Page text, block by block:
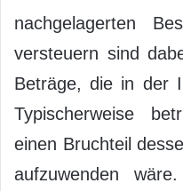
nachgelagerten
versteuern sind
Beträge, die in der
Typischerweise
einen Bruchteil
aufzuwenden